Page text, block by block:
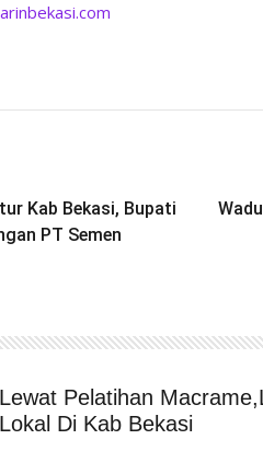
Kab Bekasi, Bupati
PT Semen
Lewat Pelatihan
Lokal Di Kab Bekasi